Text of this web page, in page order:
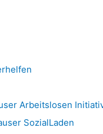
Arbeitslosen
SozialLaden